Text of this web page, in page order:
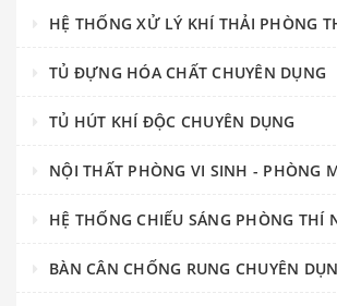
HỆ THỐNG XỬ LÝ KHÍ THẢI PHÒNG
TỦ ĐỰNG HÓA CHẤT CHUYÊN DỤNG
TỦ HÚT KHÍ ĐỘC CHUYÊN DỤNG
NỘI THẤT PHÒNG VI SINH - PHÒNG
HỆ THỐNG CHIẾU SÁNG PHÒNG THÍ
BÀN CÂN CHỐNG RUNG CHUYÊN